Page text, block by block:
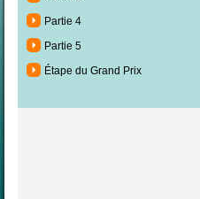
Partie 4
Partie 5
Étape du Grand Prix